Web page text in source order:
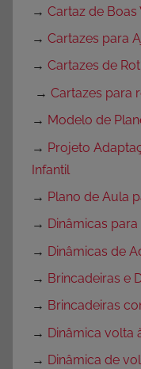
→ Cartaz de Boas
→ Cartazes para
→ Cartazes de
→ Cartazes para
→ Modelo de
→ Projeto
Infantil
→ Plano de Aula
→ Dinâmicas
→ Dinâmicas de
→ Brincadeiras e
→ Brincadeiras
→ Dinâmica volta
→ Dinâmica de